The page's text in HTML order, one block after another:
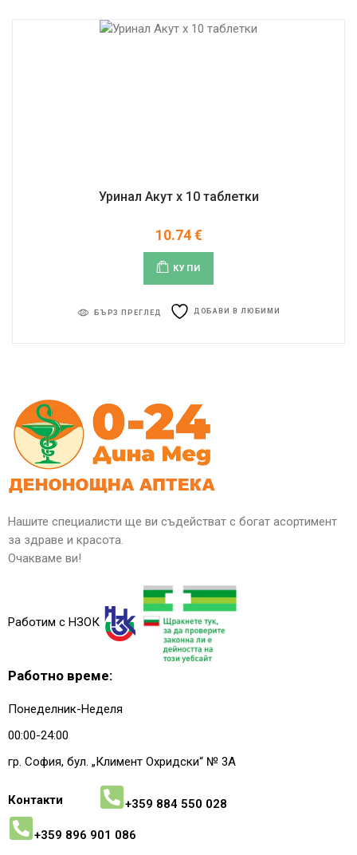
Уринал Акут x 10 таблетки
10.74€
КУПИ
БЪРЗ ПРЕГЛЕД ДОБАВИ В ЛЮБИМИ
Нашите специалисти ще ви съдействат с богат асортимент
за здраве и красота.
Очакваме ви!
Работим с НЗОК
Работно време:
Понеделник-Неделя
00:00-24:00
гр. София, бул. „Климент Охридски“ № 3A
Контакти +359 884 550 028
+359 896 901 086